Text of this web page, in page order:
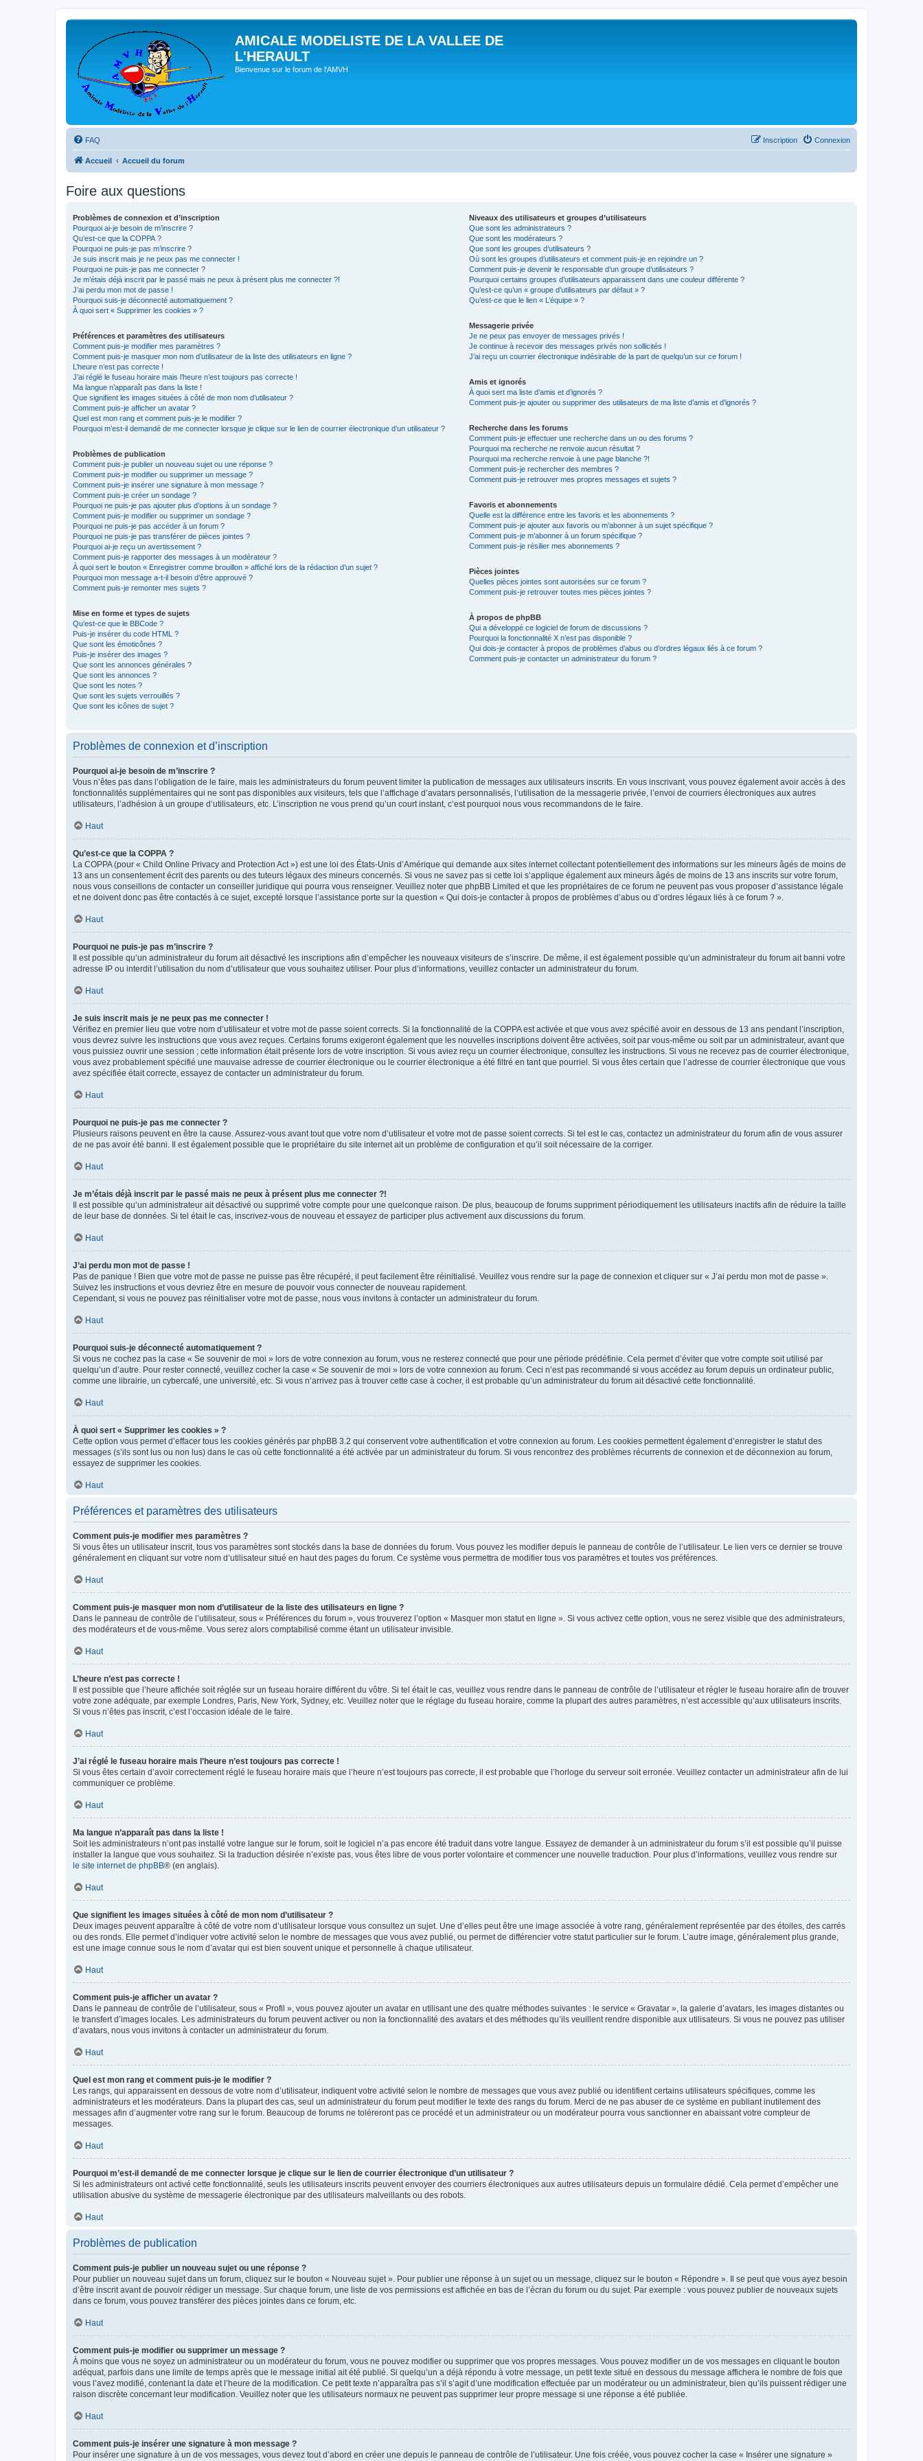
AMICALE MODELISTE DE LA VALLEE DE
L'HERAULT
Bienvenue sur le forum de l'AMVH
FAQ Connexion
Inscription
Accueil Accueil du forum
Foire aux questions
Problèmes de connexion et d’inscription
Pourquoi ai-je besoin de m’inscrire ?
Qu’est-ce que la COPPA ?
Pourquoi ne puis-je pas m’inscrire ?
Je suis inscrit mais je ne peux pas me connecter !
Pourquoi ne puis-je pas me connecter ?
Je m’étais déjà inscrit par le passé mais ne peux à présent plus me connecter ?!
J’ai perdu mon mot de passe !
Pourquoi suis-je déconnecté automatiquement ?
À quoi sert « Supprimer les cookies » ?
Préférences et paramètres des utilisateurs
Comment puis-je modifier mes paramètres ?
Comment puis-je masquer mon nom d’utilisateur de la liste des utilisateurs en ligne ?
L’heure n’est pas correcte !
J’ai réglé le fuseau horaire mais l’heure n’est toujours pas correcte !
Ma langue n’apparaît pas dans la liste !
Que signifient les images situées à côté de mon nom d’utilisateur ?
Comment puis-je afficher un avatar ?
Quel est mon rang et comment puis-je le modifier ?
Pourquoi m’est-il demandé de me connecter lorsque je clique sur le lien de courrier électronique d’un utilisateur ?
Problèmes de publication
Comment puis-je publier un nouveau sujet ou une réponse ?
Comment puis-je modifier ou supprimer un message ?
Comment puis-je insérer une signature à mon message ?
Comment puis-je créer un sondage ?
Pourquoi ne puis-je pas ajouter plus d’options à un sondage ?
Comment puis-je modifier ou supprimer un sondage ?
Pourquoi ne puis-je pas accéder à un forum ?
Pourquoi ne puis-je pas transférer de pièces jointes ?
Pourquoi ai-je reçu un avertissement ?
Comment puis-je rapporter des messages à un modérateur ?
À quoi sert le bouton « Enregistrer comme brouillon » affiché lors de la rédaction d’un sujet ?
Pourquoi mon message a-t-il besoin d’être approuvé ?
Comment puis-je remonter mes sujets ?
Mise en forme et types de sujets
Qu’est-ce que le BBCode ?
Puis-je insérer du code HTML ?
Que sont les émoticônes ?
Puis-je insérer des images ?
Que sont les annonces générales ?
Que sont les annonces ?
Que sont les notes ?
Que sont les sujets verrouillés ?
Que sont les icônes de sujet ?
Niveaux des utilisateurs et groupes d’utilisateurs
Que sont les administrateurs ?
Que sont les modérateurs ?
Que sont les groupes d’utilisateurs ?
Où sont les groupes d’utilisateurs et comment puis-je en rejoindre un ?
Comment puis-je devenir le responsable d’un groupe d’utilisateurs ?
Pourquoi certains groupes d’utilisateurs apparaissent dans une couleur différente ?
Qu’est-ce qu’un « groupe d’utilisateurs par défaut » ?
Qu’est-ce que le lien « L’équipe » ?
Messagerie privée
Je ne peux pas envoyer de messages privés !
Je continue à recevoir des messages privés non sollicités !
J’ai reçu un courrier électronique indésirable de la part de quelqu’un sur ce forum !
Amis et ignorés
À quoi sert ma liste d’amis et d’ignorés ?
Comment puis-je ajouter ou supprimer des utilisateurs de ma liste d’amis et d’ignorés ?
Recherche dans les forums
Comment puis-je effectuer une recherche dans un ou des forums ?
Pourquoi ma recherche ne renvoie aucun résultat ?
Pourquoi ma recherche renvoie à une page blanche ?!
Comment puis-je rechercher des membres ?
Comment puis-je retrouver mes propres messages et sujets ?
Favoris et abonnements
Quelle est la différence entre les favoris et les abonnements ?
Comment puis-je ajouter aux favoris ou m’abonner à un sujet spécifique ?
Comment puis-je m’abonner à un forum spécifique ?
Comment puis-je résilier mes abonnements ?
Pièces jointes
Quelles pièces jointes sont autorisées sur ce forum ?
Comment puis-je retrouver toutes mes pièces jointes ?
À propos de phpBB
Qui a développé ce logiciel de forum de discussions ?
Pourquoi la fonctionnalité X n’est pas disponible ?
Qui dois-je contacter à propos de problèmes d’abus ou d’ordres légaux liés à ce forum ?
Comment puis-je contacter un administrateur du forum ?
Problèmes de connexion et d’inscription
Pourquoi ai-je besoin de m’inscrire ?
Vous n’êtes pas dans l’obligation de le faire, mais les administrateurs du forum peuvent limiter la publication de messages aux utilisateurs inscrits. En vous inscrivant, vous pouvez également avoir accès à des
fonctionnalités supplémentaires qui ne sont pas disponibles aux visiteurs, tels que l’affichage d’avatars personnalisés, l’utilisation de la messagerie privée, l’envoi de courriers électroniques aux autres
utilisateurs, l’adhésion à un groupe d’utilisateurs, etc. L’inscription ne vous prend qu’un court instant, c’est pourquoi nous vous recommandons de le faire.
Haut
Qu’est-ce que la COPPA ?
La COPPA (pour « Child Online Privacy and Protection Act ») est une loi des États-Unis d’Amérique qui demande aux sites internet collectant potentiellement des informations sur les mineurs âgés de moins de
13 ans un consentement écrit des parents ou des tuteurs légaux des mineurs concernés. Si vous ne savez pas si cette loi s’applique également aux mineurs âgés de moins de 13 ans inscrits sur votre forum,
nous vous conseillons de contacter un conseiller juridique qui pourra vous renseigner. Veuillez noter que phpBB Limited et que les propriétaires de ce forum ne peuvent pas vous proposer d’assistance légale
et ne doivent donc pas être contactés à ce sujet, excepté lorsque l’assistance porte sur la question « Qui dois-je contacter à propos de problèmes d’abus ou d’ordres légaux liés à ce forum ? ».
Haut
Pourquoi ne puis-je pas m’inscrire ?
Il est possible qu’un administrateur du forum ait désactivé les inscriptions afin d’empêcher les nouveaux visiteurs de s’inscrire. De même, il est également possible qu’un administrateur du forum ait banni votre
adresse IP ou interdit l’utilisation du nom d’utilisateur que vous souhaitez utiliser. Pour plus d’informations, veuillez contacter un administrateur du forum.
Haut
Je suis inscrit mais je ne peux pas me connecter !
Vérifiez en premier lieu que votre nom d’utilisateur et votre mot de passe soient corrects. Si la fonctionnalité de la COPPA est activée et que vous avez spécifié avoir en dessous de 13 ans pendant l’inscription,
vous devrez suivre les instructions que vous avez reçues. Certains forums exigeront également que les nouvelles inscriptions doivent être activées, soit par vous-même ou soit par un administrateur, avant que
vous puissiez ouvrir une session ; cette information était présente lors de votre inscription. Si vous aviez reçu un courrier électronique, consultez les instructions. Si vous ne recevez pas de courrier électronique,
vous avez probablement spécifié une mauvaise adresse de courrier électronique ou le courrier électronique a été filtré en tant que pourriel. Si vous êtes certain que l’adresse de courrier électronique que vous
avez spécifiée était correcte, essayez de contacter un administrateur du forum.
Haut
Pourquoi ne puis-je pas me connecter ?
Plusieurs raisons peuvent en être la cause. Assurez-vous avant tout que votre nom d’utilisateur et votre mot de passe soient corrects. Si tel est le cas, contactez un administrateur du forum afin de vous assurer
de ne pas avoir été banni. Il est également possible que le propriétaire du site internet ait un problème de configuration et qu’il soit nécessaire de la corriger.
Haut
Je m’étais déjà inscrit par le passé mais ne peux à présent plus me connecter ?!
Il est possible qu’un administrateur ait désactivé ou supprimé votre compte pour une quelconque raison. De plus, beaucoup de forums suppriment périodiquement les utilisateurs inactifs afin de réduire la taille
de leur base de données. Si tel était le cas, inscrivez-vous de nouveau et essayez de participer plus activement aux discussions du forum.
Haut
J’ai perdu mon mot de passe !
Pas de panique ! Bien que votre mot de passe ne puisse pas être récupéré, il peut facilement être réinitialisé. Veuillez vous rendre sur la page de connexion et cliquer sur « J’ai perdu mon mot de passe ».
Suivez les instructions et vous devriez être en mesure de pouvoir vous connecter de nouveau rapidement.
Cependant, si vous ne pouvez pas réinitialiser votre mot de passe, nous vous invitons à contacter un administrateur du forum.
Haut
Pourquoi suis-je déconnecté automatiquement ?
Si vous ne cochez pas la case « Se souvenir de moi » lors de votre connexion au forum, vous ne resterez connecté que pour une période prédéfinie. Cela permet d’éviter que votre compte soit utilisé par
quelqu’un d’autre. Pour rester connecté, veuillez cocher la case « Se souvenir de moi » lors de votre connexion au forum. Ceci n’est pas recommandé si vous accédez au forum depuis un ordinateur public,
comme une librairie, un cybercafé, une université, etc. Si vous n’arrivez pas à trouver cette case à cocher, il est probable qu’un administrateur du forum ait désactivé cette fonctionnalité.
Haut
À quoi sert « Supprimer les cookies » ?
Cette option vous permet d’effacer tous les cookies générés par phpBB 3.2 qui conservent votre authentification et votre connexion au forum. Les cookies permettent également d’enregistrer le statut des
messages (s’ils sont lus ou non lus) dans le cas où cette fonctionnalité a été activée par un administrateur du forum. Si vous rencontrez des problèmes récurrents de connexion et de déconnexion au forum,
essayez de supprimer les cookies.
Haut
Préférences et paramètres des utilisateurs
Comment puis-je modifier mes paramètres ?
Si vous êtes un utilisateur inscrit, tous vos paramètres sont stockés dans la base de données du forum. Vous pouvez les modifier depuis le panneau de contrôle de l’utilisateur. Le lien vers ce dernier se trouve
généralement en cliquant sur votre nom d’utilisateur situé en haut des pages du forum. Ce système vous permettra de modifier tous vos paramètres et toutes vos préférences.
Haut
Comment puis-je masquer mon nom d’utilisateur de la liste des utilisateurs en ligne ?
Dans le panneau de contrôle de l’utilisateur, sous « Préférences du forum », vous trouverez l’option « Masquer mon statut en ligne ». Si vous activez cette option, vous ne serez visible que des administrateurs,
des modérateurs et de vous-même. Vous serez alors comptabilisé comme étant un utilisateur invisible.
Haut
L’heure n’est pas correcte !
Il est possible que l’heure affichée soit réglée sur un fuseau horaire différent du vôtre. Si tel était le cas, veuillez vous rendre dans le panneau de contrôle de l’utilisateur et régler le fuseau horaire afin de trouver
votre zone adéquate, par exemple Londres, Paris, New York, Sydney, etc. Veuillez noter que le réglage du fuseau horaire, comme la plupart des autres paramètres, n’est accessible qu’aux utilisateurs inscrits.
Si vous n’êtes pas inscrit, c’est l’occasion idéale de le faire.
Haut
J’ai réglé le fuseau horaire mais l’heure n’est toujours pas correcte !
Si vous êtes certain d’avoir correctement réglé le fuseau horaire mais que l’heure n’est toujours pas correcte, il est probable que l’horloge du serveur soit erronée. Veuillez contacter un administrateur afin de lui
communiquer ce problème.
Haut
Ma langue n’apparaît pas dans la liste !
Soit les administrateurs n’ont pas installé votre langue sur le forum, soit le logiciel n’a pas encore été traduit dans votre langue. Essayez de demander à un administrateur du forum s’il est possible qu’il puisse
installer la langue que vous souhaitez. Si la traduction désirée n’existe pas, vous êtes libre de vous porter volontaire et commencer une nouvelle traduction. Pour plus d’informations, veuillez vous rendre sur
le site internet de phpBB® (en anglais).
Haut
Que signifient les images situées à côté de mon nom d’utilisateur ?
Deux images peuvent apparaître à côté de votre nom d’utilisateur lorsque vous consultez un sujet. Une d’elles peut être une image associée à votre rang, généralement représentée par des étoiles, des carrés
ou des ronds. Elle permet d’indiquer votre activité selon le nombre de messages que vous avez publié, ou permet de différencier votre statut particulier sur le forum. L’autre image, généralement plus grande,
est une image connue sous le nom d’avatar qui est bien souvent unique et personnelle à chaque utilisateur.
Haut
Comment puis-je afficher un avatar ?
Dans le panneau de contrôle de l’utilisateur, sous « Profil », vous pouvez ajouter un avatar en utilisant une des quatre méthodes suivantes : le service « Gravatar », la galerie d’avatars, les images distantes ou
le transfert d’images locales. Les administrateurs du forum peuvent activer ou non la fonctionnalité des avatars et des méthodes qu’ils veuillent rendre disponible aux utilisateurs. Si vous ne pouvez pas utiliser
d’avatars, nous vous invitons à contacter un administrateur du forum.
Haut
Quel est mon rang et comment puis-je le modifier ?
Les rangs, qui apparaissent en dessous de votre nom d’utilisateur, indiquent votre activité selon le nombre de messages que vous avez publié ou identifient certains utilisateurs spécifiques, comme les
administrateurs et les modérateurs. Dans la plupart des cas, seul un administrateur du forum peut modifier le texte des rangs du forum. Merci de ne pas abuser de ce système en publiant inutilement des
messages afin d’augmenter votre rang sur le forum. Beaucoup de forums ne toléreront pas ce procédé et un administrateur ou un modérateur pourra vous sanctionner en abaissant votre compteur de
messages.
Haut
Pourquoi m’est-il demandé de me connecter lorsque je clique sur le lien de courrier électronique d’un utilisateur ?
Si les administrateurs ont activé cette fonctionnalité, seuls les utilisateurs inscrits peuvent envoyer des courriers électroniques aux autres utilisateurs depuis un formulaire dédié. Cela permet d’empêcher une
utilisation abusive du système de messagerie électronique par des utilisateurs malveillants ou des robots.
Haut
Problèmes de publication
Comment puis-je publier un nouveau sujet ou une réponse ?
Pour publier un nouveau sujet dans un forum, cliquez sur le bouton « Nouveau sujet ». Pour publier une réponse à un sujet ou un message, cliquez sur le bouton « Répondre ». Il se peut que vous ayez besoin
d’être inscrit avant de pouvoir rédiger un message. Sur chaque forum, une liste de vos permissions est affichée en bas de l’écran du forum ou du sujet. Par exemple : vous pouvez publier de nouveaux sujets
dans ce forum, vous pouvez transférer des pièces jointes dans ce forum, etc.
Haut
Comment puis-je modifier ou supprimer un message ?
À moins que vous ne soyez un administrateur ou un modérateur du forum, vous ne pouvez modifier ou supprimer que vos propres messages. Vous pouvez modifier un de vos messages en cliquant le bouton
adéquat, parfois dans une limite de temps après que le message initial ait été publié. Si quelqu’un a déjà répondu à votre message, un petit texte situé en dessous du message affichera le nombre de fois que
vous l’avez modifié, contenant la date et l’heure de la modification. Ce petit texte n’apparaîtra pas s’il s’agit d’une modification effectuée par un modérateur ou un administrateur, bien qu’ils puissent rédiger une
raison discrète concernant leur modification. Veuillez noter que les utilisateurs normaux ne peuvent pas supprimer leur propre message si une réponse a été publiée.
Haut
Comment puis-je insérer une signature à mon message ?
Pour insérer une signature à un de vos messages, vous devez tout d’abord en créer une depuis le panneau de contrôle de l’utilisateur. Une fois créée, vous pouvez cocher la case « Insérer une signature »